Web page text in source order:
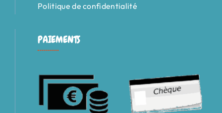
Politique de confidentialité
PAIEMENTS